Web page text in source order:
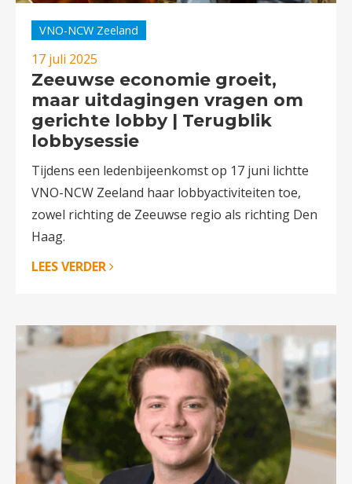
VNO-NCW Zeeland
17 juli 2025
Zeeuwse economie groeit,
maar uitdagingen vragen om
gerichte lobby | Terugblik
lobbysessie
Tijdens een ledenbijeenkomst op 17 juni lichtte
VNO-NCW Zeeland haar lobbyactiviteiten toe,
zowel richting de Zeeuwse regio als richting Den
Haag.
LEES VERDER